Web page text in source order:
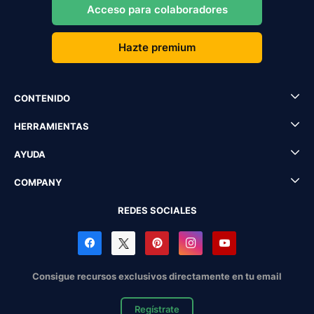
Acceso para colaboradores
Hazte premium
CONTENIDO
HERRAMIENTAS
AYUDA
COMPANY
REDES SOCIALES
Consigue recursos exclusivos directamente en tu email
Regístrate